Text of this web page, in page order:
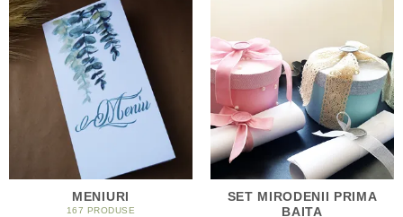
MENIURI
167 PRODUSE
SET MIRODENII PRIMA
BAITA